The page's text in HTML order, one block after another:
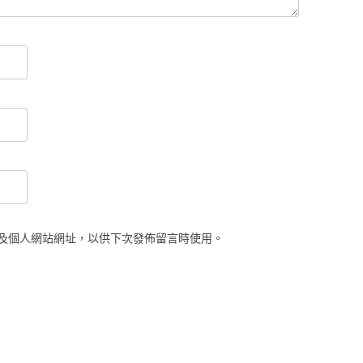
個人網站網址，以供下次發佈留言時使用。